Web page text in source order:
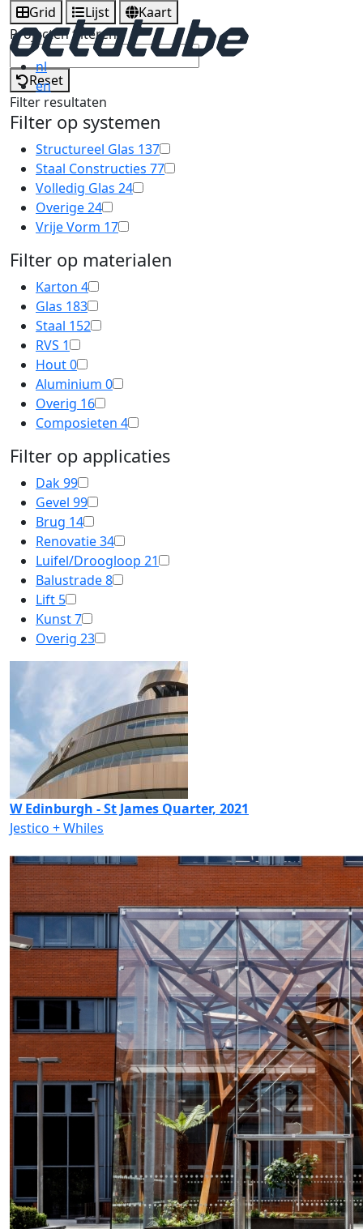
nl
en
Grid Lijst
Kaart
Projecten filteren
Reset
Filter resultaten
Filter op systemen
Structureel Glas 137
Staal Constructies 77
Volledig Glas 24
Overige24
Vrije Vorm 17
Filter op materialen
Karton 4
Glas 183
Staal 152
RVS 1
Hout0
Aluminium 0
Overig 16
Composieten 4
Filter op applicaties
Dak99
Gevel 99
Brug 14
Renovatie34
Luifel/Droogloop 21
Balustrade8
Lift 5
Kunst7
Overig 23
W Edinburgh - St James Quarter, 2021
Jestico + Whiles